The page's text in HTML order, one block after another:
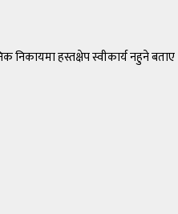
निकायमा हस्तक्षेप स्वीकार्य नहुने बताए